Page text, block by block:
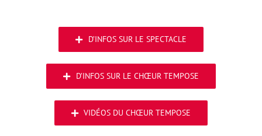
D’INFOS SUR LE SPECTACLE
D’INFOS SUR LE CHŒUR TEMPOSE
VIDÉOS DU CHŒUR TEMPOSE